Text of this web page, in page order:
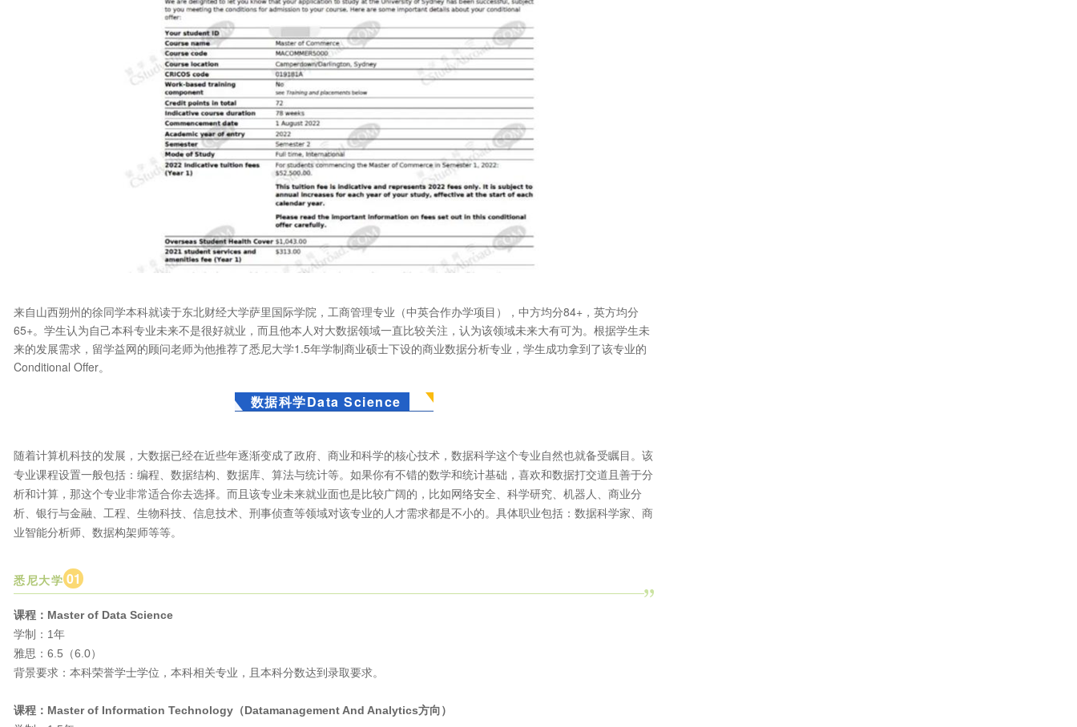
来自山西朔州的徐同学本科就读于东北财经大学萨里国际学院，工商管理专业（中英合作办学项目），中方均分84+，英方均分
65+。学生认为自己本科专业未来不是很好就业，而且他本人对大数据领域一直比较关注，认为该领域未来大有可为。根据学生未
来的发展需求，留学益网的顾问老师为他推荐了悉尼大学1.5年学制商业硕士下设的商业数据分析专业，学生成功拿到了该专业的
Conditional Offer。
数据科学Data Science
随着计算机科技的发展，大数据已经在近些年逐渐变成了政府、商业和科学的核心技术，数据科学这个专业自然也就备受瞩目。该
专业课程设置一般包括：编程、数据结构、数据库、算法与统计等。如果你有不错的数学和统计基础，喜欢和数据打交道且善于分
析和计算，那这个专业非常适合你去选择。而且该专业未来就业面也是比较广阔的，比如网络安全、科学研究、机器人、商业分
析、银行与金融、工程、生物科技、信息技术、刑事侦查等领域对该专业的人才需求都是不小的。具体职业包括：数据科学家、商
业智能分析师、数据构架师等等。
悉尼大学 01
课程：Master of Data Science
学制：1年
雅思：6.5（6.0）
背景要求：本科荣誉学士学位，本科相关专业，且本科分数达到录取要求。
课程：Master of Information Technology（Datamanagement And Analytics方向）